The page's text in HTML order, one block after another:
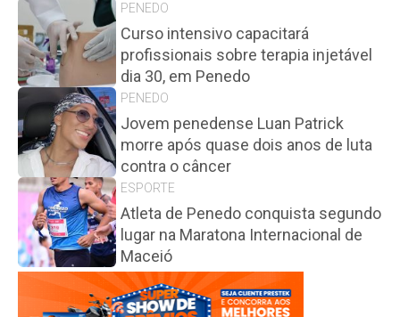
PENEDO
Curso intensivo capacitará
profissionais sobre terapia injetável
dia 30, em Penedo
PENEDO
Jovem penedense Luan Patrick
morre após quase dois anos de luta
contra o câncer
ESPORTE
Atleta de Penedo conquista segundo
lugar na Maratona Internacional de
Maceió